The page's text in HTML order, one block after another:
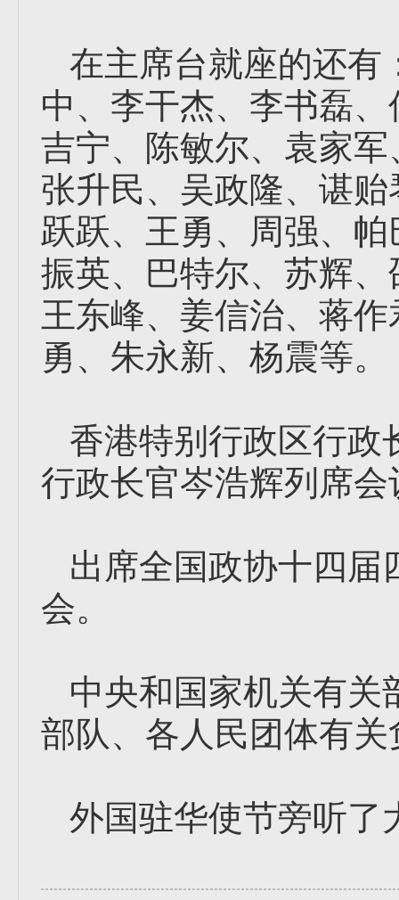
在主席台就座的还有
中、李干杰、李书磊
吉宁、陈敏尔、袁家
张升民、吴政隆、谌
跃跃、王勇、周强、
振英、巴特尔、苏辉
王东峰、姜信治、蒋
勇、朱永新、杨震等。
香港特别行政区行政
行政长官岑浩辉列席
出席全国政协十四届
会。
中央和国家机关有关
部队、各人民团体有
外国驻华使节旁听了